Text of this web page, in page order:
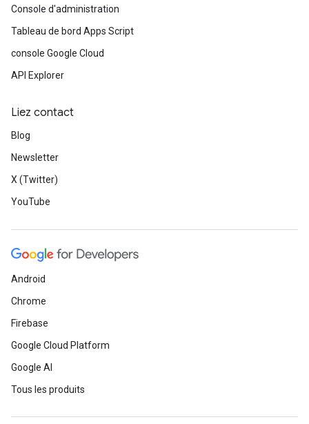
Console d'administration
Tableau de bord Apps Script
console Google Cloud
API Explorer
Liez contact
Blog
Newsletter
X (Twitter)
YouTube
Android
Chrome
Firebase
Google Cloud Platform
Google AI
Tous les produits